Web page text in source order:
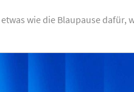
etwas wie die Blaupause